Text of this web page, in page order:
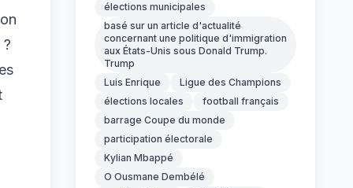
élections municipales
basé sur un article d'actualité
concernant une politique d'immigration
aux États-Unis sous Donald Trump.
Trump
Luis Enrique
Ligue des Champions
élections locales
football français
barrage Coupe du monde
participation électorale
Kylian Mbappé
O Ousmane Dembélé